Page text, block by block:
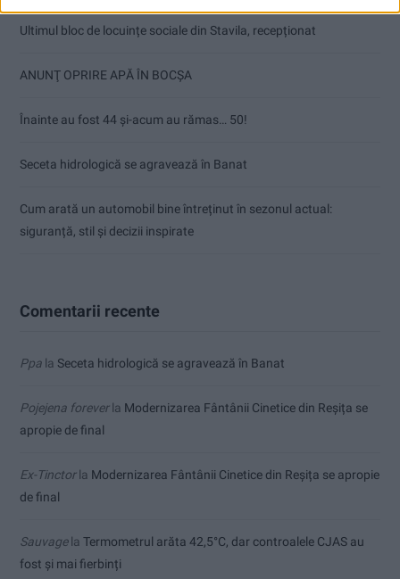
Ultimul bloc de locuințe sociale din Stavila, recepționat
ANUNŢ OPRIRE APĂ ÎN BOCȘA
Înainte au fost 44 și-acum au rămas… 50!
Seceta hidrologică se agravează în Banat
Cum arată un automobil bine întreținut în sezonul actual:
siguranță, stil și decizii inspirate
Comentarii recente
Ppa la Seceta hidrologică se agravează în Banat
Pojejena foreverla Modernizarea Fântânii Cinetice din Reșița se
apropie de final
Ex-Tinctorla Modernizarea Fântânii Cinetice din Reșița se apropie
de final
Sauvagela Termometrul arăta 42,5°C, dar controalele CJAS au
fost și mai fierbinți